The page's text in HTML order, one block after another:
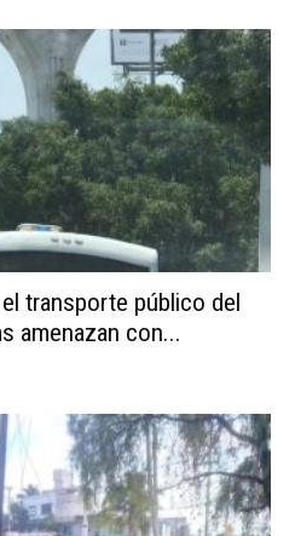
transporte público del
amenazan con...